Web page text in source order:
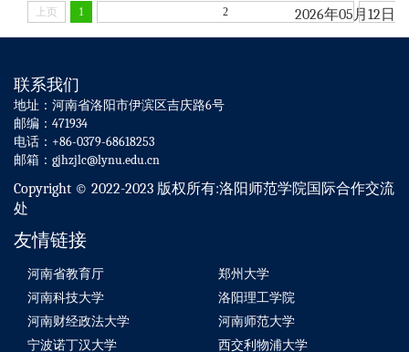
2026年05月12日
上页 1 2
联系我们
地址：河南省洛阳市伊滨区吉庆路6号
邮编：471934
电话：+86-0379-68618253
邮箱：gjhzjlc@lynu.edu.cn
Copyright © 2022-2023 版权所有:洛阳师范学院国际合作交流
处
友情链接
河南省教育厅
郑州大学
河南科技大学
洛阳理工学院
河南财经政法大学
河南师范大学
宁波诺丁汉大学
西交利物浦大学